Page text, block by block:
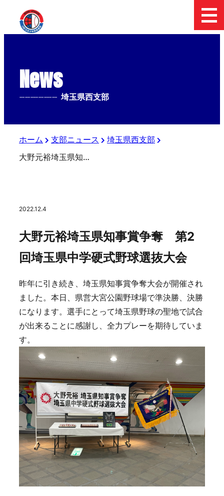
News
-------------- 埼玉県西支部
ホーム 支部ニュース
埼玉県西支部
大野元裕埼玉県知事賞争奪 第2回埼玉県中学硬式野球選抜大会
2022.12.4
大野元裕埼玉県知事賞争奪 第2
回埼玉県中学硬式野球選抜大会
昨年に引き続き、埼玉県知事賞争奪大会が開催され
ました。本日、県営大宮公園野球場で準決勝、決勝
になります。選手にとって埼玉県野球の聖地で試合
が出来ることに感謝し、全力プレーを期待していま
す。